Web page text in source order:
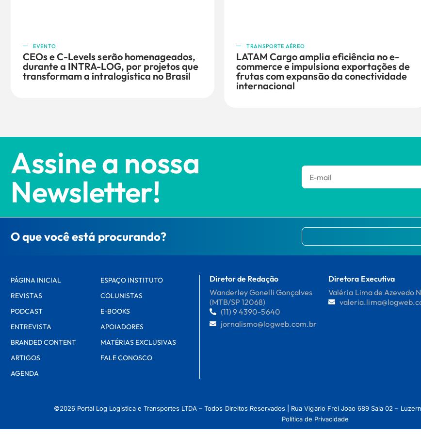
EVENTO
CEOs e C-Levels serão homenageados,
durante a INTRA-LOG, por projetos que
transformam a intralogística no Brasil
TRANSPORTE AÉREO
LATAM Cargo amplia eficiência no e-
commerce e impulsiona exportações de
frutas com expansão da conectividade
internacional
Assine a nossa
Newsletter!
O que você está procurando?
PÁGINA INICIAL
REVISTAS
PODCAST
ENTREVISTA
BRANDED CONTENT
ARTIGOS
AGENDA
ESPAÇO INSTITUTO
COLUNISTAS
E-BOOKS
APOIADORES
MATÉRIAS EXCLUSIVAS
FALE CONOSCO
Diretor de Redação
Wanderley Gonelli Gonçalves
(MTB/SP 12068)
(11) 9 4390-5640
jornalismo@logweb.com.br
Diretora Executiva
Valéria Lima de Azevedo
©2026 Portal Log Logistica e Transportes LTDA – Todos Direitos Reservados | Rua Vigario Frei Joao 689 Sala 02 –
Política de Privacidade